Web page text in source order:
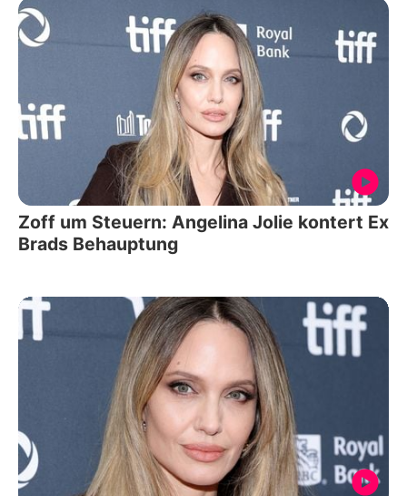
Zoff um Steuern: Angelina Jolie kontert Ex
Brads Behauptung